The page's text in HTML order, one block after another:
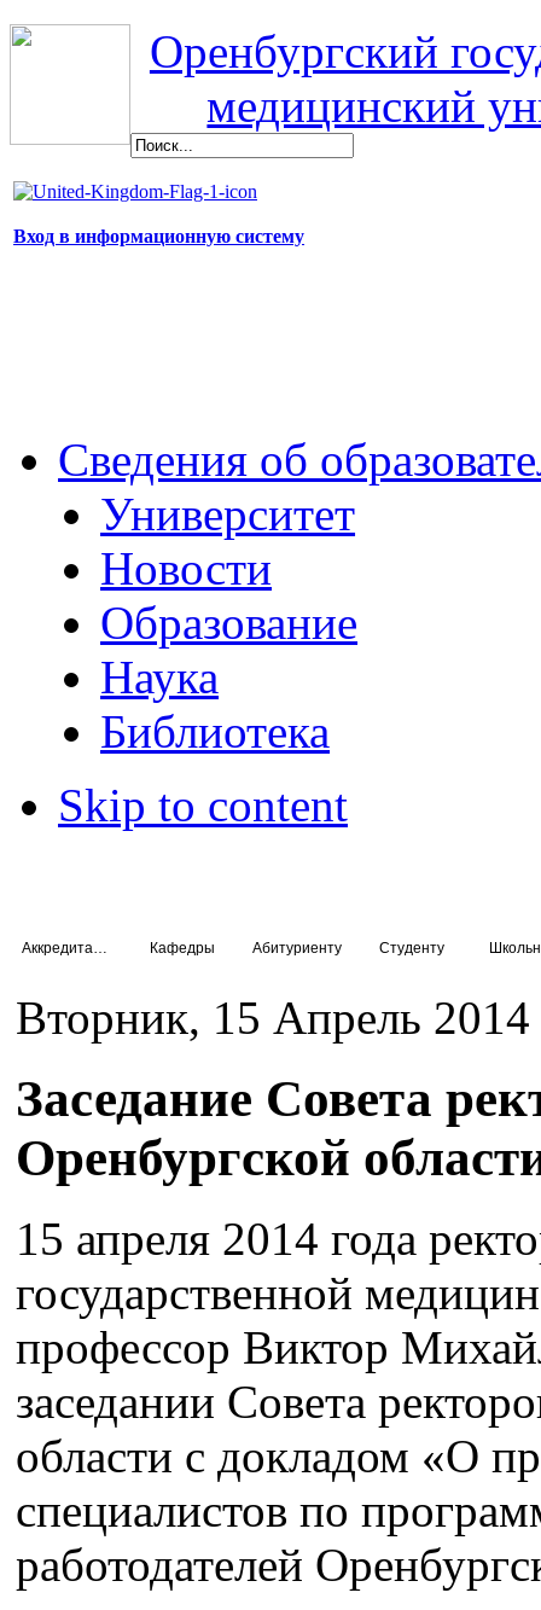
Оренбургский
медицинский
Вход в информационную систему
Сведения об
Университет
Новости
Образование
Наука
Библиотека
Skip to content
Кафедры Абитуриенту Студенту
Вторник, 15 Апрель
Заседание Совета
Оренбургской
15 апреля 2014 года
государственной
профессор Виктор
заседании Совета
области с докладом «О
специалистов по
работодателей